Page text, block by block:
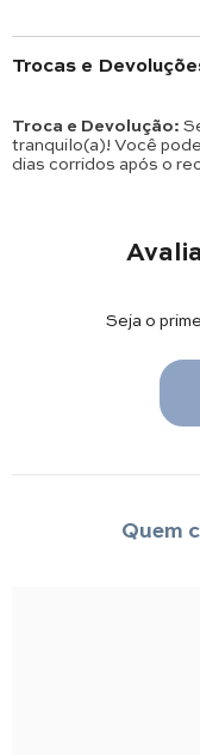
Trocas e
Troca e Devolução:
tranquilo(a)! Você
dias corridos após o
Seja o
Quem